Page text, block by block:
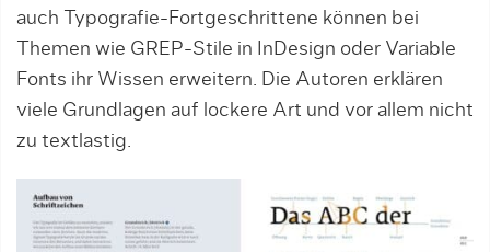
auch Typografie-Fortgeschrittene können bei
Themen wie GREP-Stile in InDesign oder Variable
Fonts ihr Wissen erweitern. Die Autoren erklären
viele Grundlagen auf lockere Art und vor allem nicht
zu textlastig.